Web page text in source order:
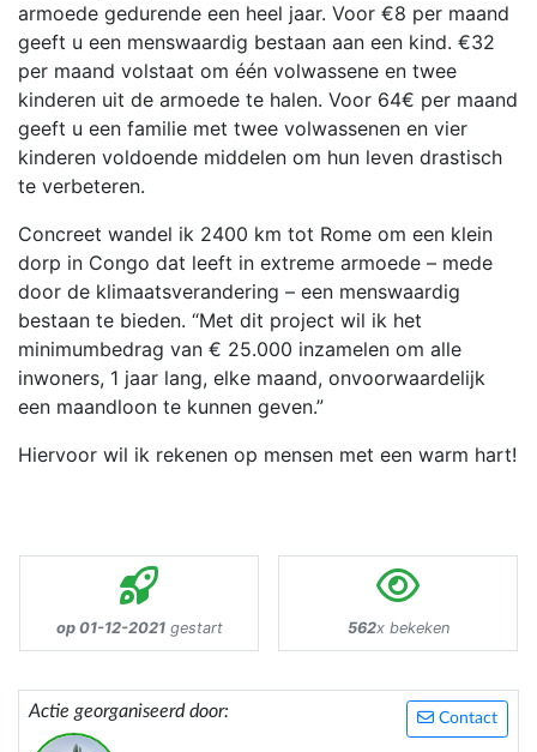
armoede gedurende een heel jaar. Voor €8 per maand
geeft u een menswaardig bestaan aan een kind. €32
per maand volstaat om één volwassene en twee
kinderen uit de armoede te halen. Voor 64€ per maand
geeft u een familie met twee volwassenen en vier
kinderen voldoende middelen om hun leven drastisch
te verbeteren.
Concreet wandel ik 2400 km tot Rome om een klein
dorp in Congo dat leeft in extreme armoede – mede
door de klimaatsverandering – een menswaardig
bestaan te bieden. “Met dit project wil ik het
minimumbedrag van € 25.000 inzamelen om alle
inwoners, 1 jaar lang, elke maand, onvoorwaardelijk
een maandloon te kunnen geven.”
Hiervoor wil ik rekenen op mensen met een warm hart!
op 01-12-2021gestart 562x bekeken
Contact
Actie georganiseerd door: